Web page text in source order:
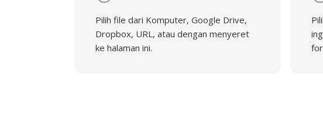
Pilih file dari Komputer, Google Drive,
Dropbox, URL, atau dengan menyeret
ke halaman ini.